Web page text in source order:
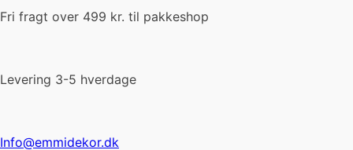
Fri fragt over 499 kr. til pakkeshop
Levering 3-5 hverdage
Info@emmidekor.dk